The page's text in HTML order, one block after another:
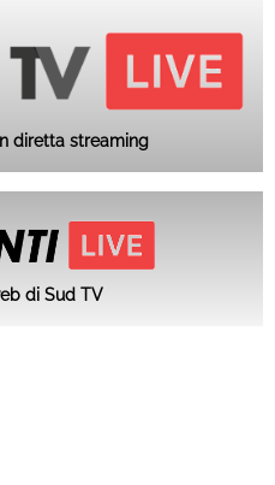
diretta streaming
di Sud TV